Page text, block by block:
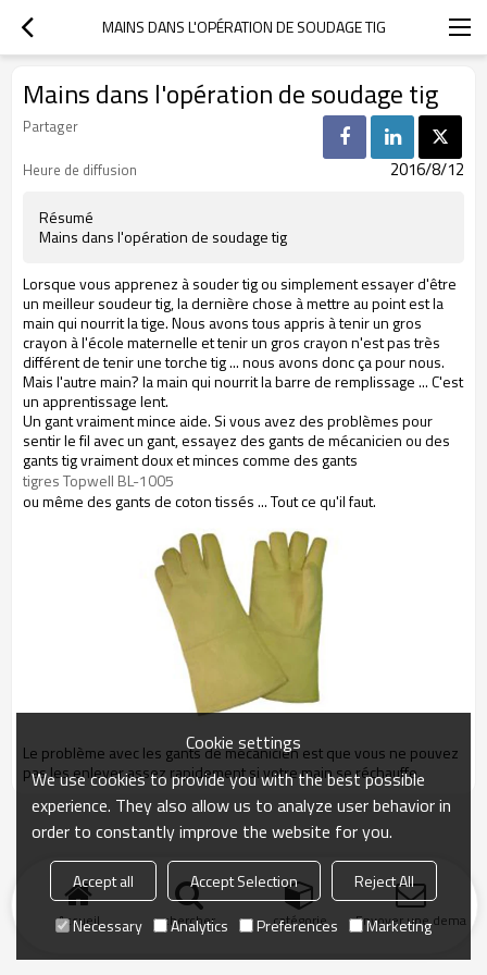
MAINS DANS L'OPÉRATION DE SOUDAGE TIG
Mains dans l'opération de soudage tig
Partager
Heure de diffusion
2016/8/12
Résumé
Mains dans l'opération de soudage tig
Lorsque vous apprenez à souder tig ou simplement essayer d'être
un meilleur soudeur tig, la dernière chose à mettre au point est la
main qui nourrit la tige.Nous avons tous appris à tenir un gros
crayon à l'école maternelle et tenir un gros crayon n'est pas très
différent de tenir une torche tig ... nous avons donc ça pour nous.
Mais l'autre main?la main qui nourrit la barre de remplissage ... C'est
un apprentissage lent.
Un gant vraiment mince aide. Si vous avez des problèmes pour
sentir le fil avec un gant, essayez des gants de mécanicien ou des
gants tig vraiment doux et minces comme des gants
tigres Topwell BL-1005
ou même des gants de coton tissés ... Tout ce qu'il faut.
Le problème avec les gants de mécanicien est que vous ne pouvez
pas les enlever assez rapidement si votre main se réchauffe.
Accueil chercher catégorie Envoyer une
Cookie settings
We use cookies to provide you with the best possible
experience. They also allow us to analyze user behavior in
order to constantly improve the website for you.
Accept all Accept Selection
Reject All
Necessary
Analytics Preferences Marketing